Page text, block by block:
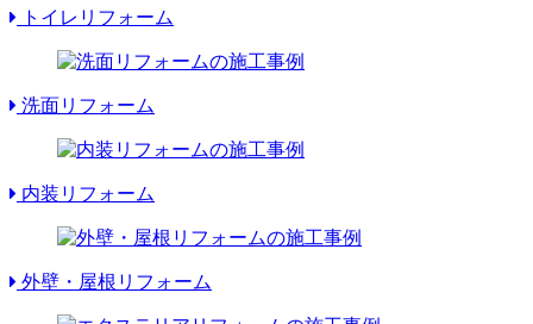
トイレリフォーム
洗面リフォーム
内装リフォーム
外壁・屋根リフォーム